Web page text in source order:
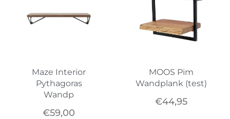
Maze Interior
Pythagoras
Wandp
€59,00
MOOS Pim
Wandplank (test)
€44,95